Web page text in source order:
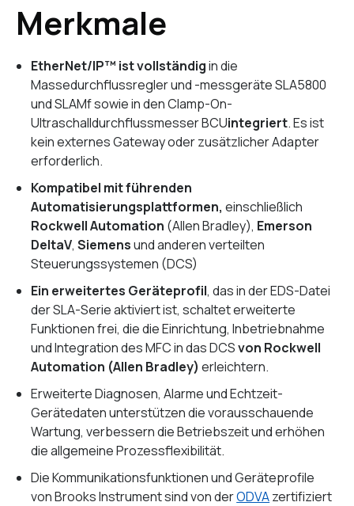
Merkmale
EtherNet/IP™ ist vollständigin die
Massedurchflussregler und -messgeräte SLA5800
und SLAMf sowie in den Clamp-On-
Ultraschalldurchflussmesser BCUintegriert. Es ist
kein externes Gateway oder zusätzlicher Adapter
erforderlich.
Kompatibel mit führenden
Automatisierungsplattformen, einschließlich
Rockwell Automation (Allen Bradley), Emerson
DeltaV,Siemensund anderen verteilten
Steuerungssystemen (DCS)
Ein erweitertes Geräteprofil, das in der EDS-Datei
der SLA-Serie aktiviert ist, schaltet erweiterte
Funktionen frei, die die Einrichtung, Inbetriebnahme
und Integration des MFC in das DCSvon Rockwell
Automation (Allen Bradley) erleichtern.
Erweiterte Diagnosen, Alarme und Echtzeit-
Gerätedaten unterstützen die vorausschauende
Wartung, verbessern die Betriebszeit und erhöhen
die allgemeine Prozessflexibilität.
Die Kommunikationsfunktionen und Geräteprofile
von Brooks Instrument sind von derODVAzertifiziert